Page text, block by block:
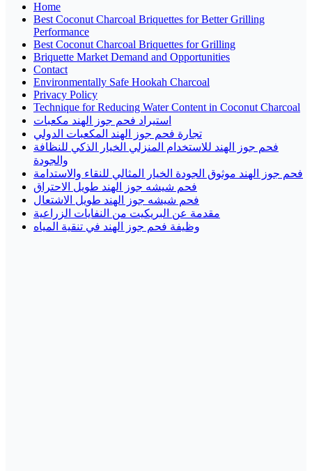
Home
Best Coconut Charcoal Briquettes for Better Grilling
Performance
Best Coconut Charcoal Briquettes for Grilling
Briquette Market Demand and Opportunities
Contact
Environmentally Safe Hookah Charcoal
Privacy Policy
Technique for Reducing Water Content in Coconut Charcoal
استيراد فحم جوز الهند مكعبات
تجارة فحم جوز الهند المكعبات الدولي
فحم جوز الهند للاستخدام المنزلي الخيار الذكي للنظافة
والجودة
فحم جوز الهند موثوق الجودة الخيار المثالي للنقاء والاستدامة
فحم شيشه جوز الهند طويل الاحتراق
فحم شيشه جوز الهند طويل الاشتعال
مقدمة عن البريكيت من النفايات الزراعية
وظيفة فحم جوز الهند في تنقية المياه